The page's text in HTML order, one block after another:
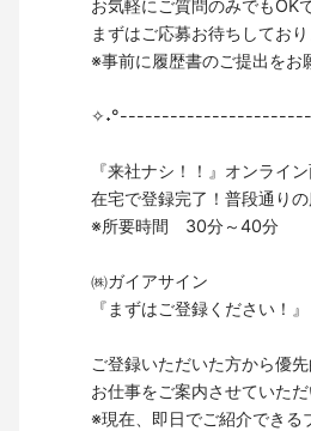
お気軽にご質問のみでもOK
まずはご応募お待ちしており
※事前に履歴書のご提出をお
『来社ナシ！！』オンライ
在宅で登録完了！普段通り
※所要時間 30分～40分
㈱ガイアサイン
『まずはご登録ください！』
ご登録いただいた方から優先
お仕事をご案内させていただ
※現在、即日でご紹介できる